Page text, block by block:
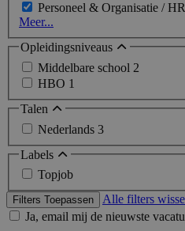
Personeel & Organisatie /
Meer...
Opleidingsniveaus
Middelbare school 2
HBO 1
Talen
Nederlands 3
Labels
Topjob
Filters Toepassen
Alle filters
Ja, email mij de nieuwste